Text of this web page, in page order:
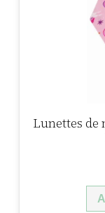
Lunettes de